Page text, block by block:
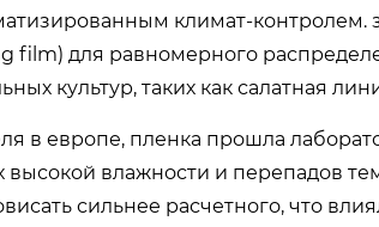
климат-контролем.
для равномерного
культур, таких как салатная
в европе, пленка прошла
влажности и перепадов
сильнее расчетного, что